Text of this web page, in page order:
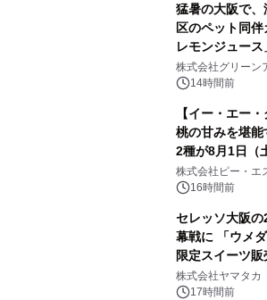
猛暑の大阪で
区のペット同
レモンジュー
株式会社グリーン
14時間前
【イー・エー
桃の甘みを堪能
2種が8月1日（
株式会社ピー・エ
16時間前
セレッソ大阪
幕戦に 「ウメ
限定スイーツ
ッズが当たる抽
株式会社ヤマタカ
17時間前